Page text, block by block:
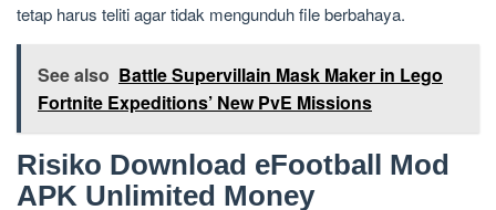
tetap harus teliti agar tidak mengunduh file berbahaya.
See also Battle Supervillain Mask Maker in Lego
Fortnite Expeditions’ New PvE Missions
Risiko Download eFootball Mod
APK Unlimited Money